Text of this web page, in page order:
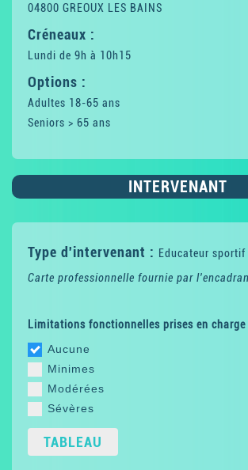
04800 GREOUX LES BAINS
Créneaux :
Lundi de 9h à 10h15
Options :
Adultes 18-65 ans
Seniors > 65 ans
INTERVENANT
Type d'intervenant : Educateur sportif
Carte professionnelle fournie par
Limitations fonctionnelles prises en charge
Aucune
Minimes
Modérées
Sévères
TABLEAU